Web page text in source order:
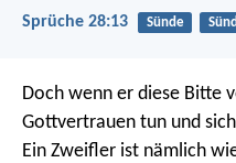
Sprüche 28:13 Sünde
Doch wenn er diese Bitte
Gottvertrauen tun und
Ein Zweifler ist nämlich